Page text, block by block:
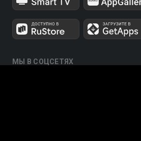
МЫ В СОЦСЕТЯХ